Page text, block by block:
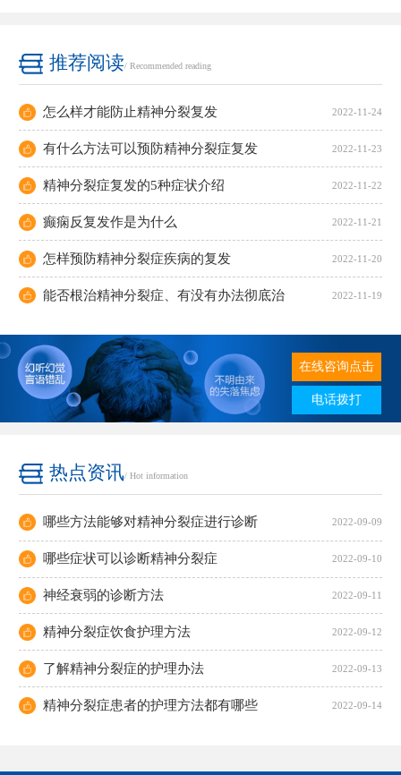
推荐阅读/ Recommended reading
怎么样才能防止精神分裂复发 2022-11-24
有什么方法可以预防精神分裂症复发 2022-11-23
精神分裂症复发的5种症状介绍 2022-11-22
癫痫反复发作是为什么 2022-11-21
怎样预防精神分裂症疾病的复发 2022-11-20
能否根治精神分裂症、有没有办法彻底治 2022-11-19
在线咨询点击
电话拨打
热点资讯/ Hot information
哪些方法能够对精神分裂症进行诊断 2022-09-09
哪些症状可以诊断精神分裂症 2022-09-10
神经衰弱的诊断方法 2022-09-11
精神分裂症饮食护理方法 2022-09-12
了解精神分裂症的护理办法 2022-09-13
精神分裂症患者的护理方法都有哪些 2022-09-14